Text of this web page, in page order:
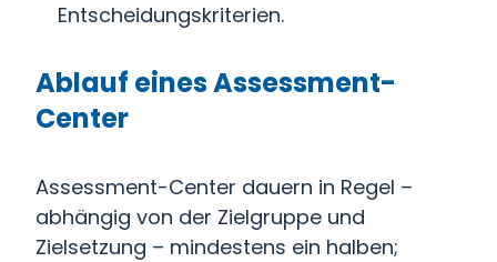
Entscheidungskriterien.
Ablauf eines Assessment-
Center
Assessment-Center dauern in Regel –
abhängig von der Zielgruppe und
Zielsetzung – mindestens ein halben;